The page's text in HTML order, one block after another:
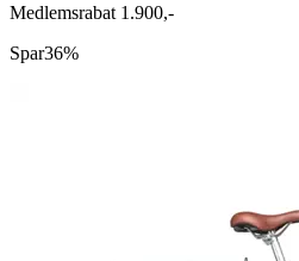
Medlemsrabat 1.900,-
Spar36%